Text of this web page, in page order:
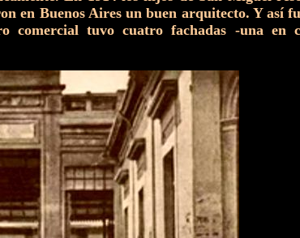
en Buenos Aires un buen arquitecto. Y así
tuvo cuatro fachadas -una en